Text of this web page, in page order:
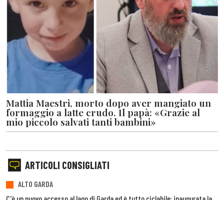
Mattia Maestri, morto dopo aver mangiato un
formaggio a latte crudo. Il papà: «Grazie al
mio piccolo salvati tanti bambini»
ARTICOLI CONSIGLIATI
ALTO GARDA